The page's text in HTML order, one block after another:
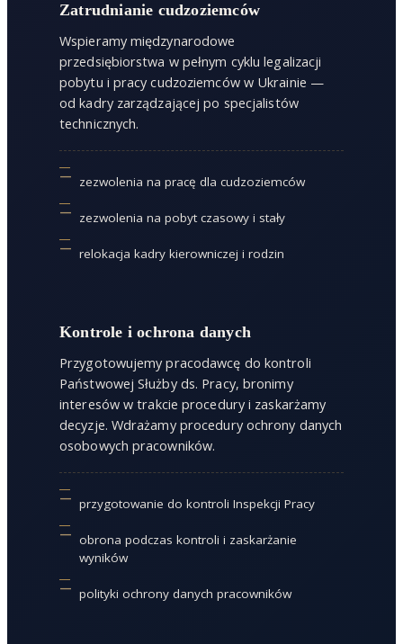
Zatrudnianie cudzoziemców
Wspieramy międzynarodowe
przedsiębiorstwa w pełnym cyklu legalizacji
pobytu i pracy cudzoziemców w Ukrainie —
od kadry zarządzającej po specjalistów
technicznych.
zezwolenia na pracę dla cudzoziemców
zezwolenia na pobyt czasowy i stały
relokacja kadry kierowniczej i rodzin
Kontrole i ochrona danych
Przygotowujemy pracodawcę do kontroli
Państwowej Służby ds. Pracy, bronimy
interesów w trakcie procedury i zaskarżamy
decyzje. Wdrażamy procedury ochrony danych
osobowych pracowników.
przygotowanie do kontroli Inspekcji Pracy
obrona podczas kontroli i zaskarżanie
wyników
polityki ochrony danych pracowników